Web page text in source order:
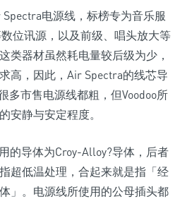
Spectra电源线，标榜专为音乐服
位讯源，以及前级、唱头放大等
类器材虽然耗电量较后级为少，
高，因此，Air Spectra的线芯导
多市售电源线都粗，但Voodoo所
安静与安定程度。
的导体为Croy-Alloy?导体，后者
超低温处理，合起来就是指「经
」。电源线所使用的公母插头都